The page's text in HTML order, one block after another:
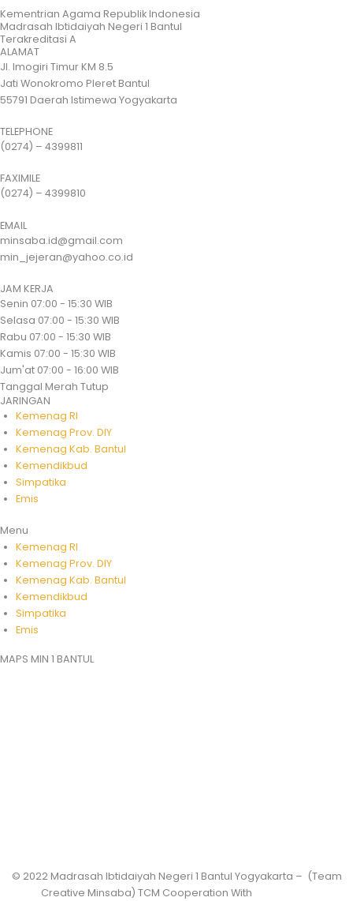
Kementrian Agama Republik Indonesia
Madrasah Ibtidaiyah Negeri 1 Bantul
Terakreditasi A
ALAMAT
Jl. Imogiri Timur KM 8.5
Jati Wonokromo Pleret Bantul
55791 Daerah Istimewa Yogyakarta
TELEPHONE
(0274) – 4399811
FAXIMILE
(0274) – 4399810
EMAIL
minsaba.id@gmail.com
min_jejeran@yahoo.co.id
JAM KERJA
Senin 07:00 - 15:30 WIB
Selasa 07:00 - 15:30 WIB
Rabu 07:00 - 15:30 WIB
Kamis 07:00 - 15:30 WIB
Jum'at 07:00 - 16:00 WIB
Tanggal Merah Tutup
JARINGAN
Kemenag RI
Kemenag Prov. DIY
Kemenag Kab. Bantul
Kemendikbud
Simpatika
Emis
Menu
Kemenag RI
Kemenag Prov. DIY
Kemenag Kab. Bantul
Kemendikbud
Simpatika
Emis
MAPS MIN 1 BANTUL
© 2022 Madrasah Ibtidaiyah Negeri 1 Bantul Yogyakarta – (Team
Creative Minsaba) TCM Cooperation With